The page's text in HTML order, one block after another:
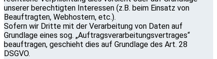
unserer berechtigten Interessen (z.B. beim Einsatz von
Beauftragten, Webhostern, etc.).
Sofern wir Dritte mit der Verarbeitung von Daten auf
Grundlage eines sog. „Auftragsverarbeitungsvertrages“
beauftragen, geschieht dies auf Grundlage des Art. 28
DSGVO.